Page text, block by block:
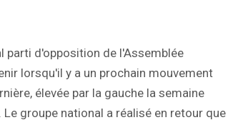
parti d'opposition de l'Assemblée
lorsqu'il y a un prochain mouvement
élevée par la gauche la semaine
groupe national a réalisé en retour que